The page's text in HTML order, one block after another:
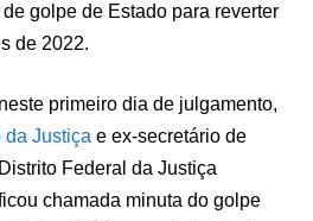
golpe de Estado para reverter
de 2022.
primeiro dia de julgamento,
da Justiça e ex-secretário de
Federal da Justiça
chamada minuta do golpe